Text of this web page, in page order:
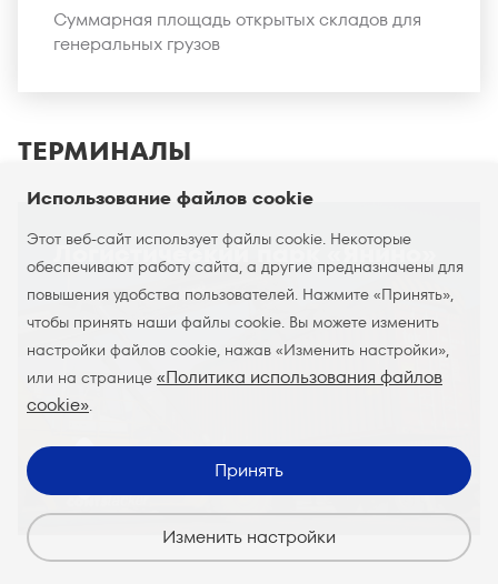
Суммарная площадь открытых складов для
генеральных грузов
ТЕРМИНАЛЫ
Логистический парк «Янино»
Использование файлов cookie
Этот веб-сайт использует файлы cookie. Некоторые
обеспечивают работу сайта, а другие предназначены для
повышения удобства пользователей. Нажмите «Принять»,
чтобы принять наши файлы cookie. Вы можете изменить
настройки файлов cookie, нажав «Изменить настройки»,
или на странице «Политика использования файлов
cookie».
Принять
Изменить настройки